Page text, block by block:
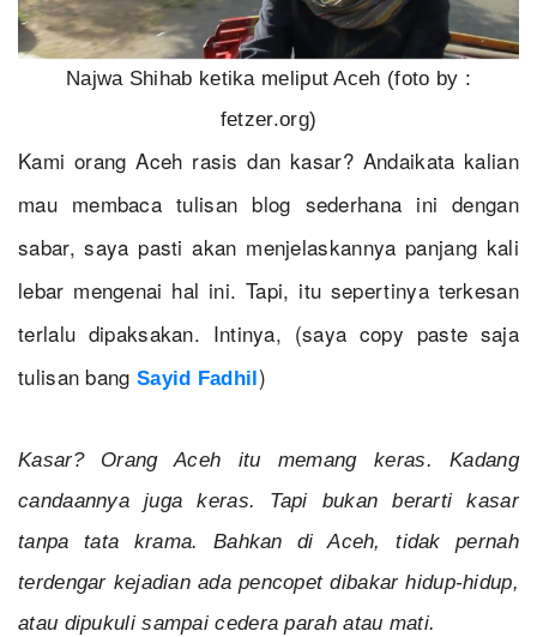
Najwa Shihab ketika meliput Aceh (foto by :
fetzer.org)
Kami orang Aceh rasis dan kasar? Andaikata kalian
mau membaca tulisan blog sederhana ini dengan
sabar, saya pasti akan menjelaskannya panjang kali
lebar mengenai hal ini. Tapi, itu sepertinya terkesan
terlalu dipaksakan. Intinya, (saya copy paste saja
tulisan bang Sayid Fadhil )
Kasar? Orang Aceh itu memang keras. Kadang
candaannya juga keras. Tapi bukan berarti kasar
tanpa tata krama. Bahkan di Aceh, tidak pernah
terdengar kejadian ada pencopet dibakar hidup-hidup,
atau dipukuli sampai cedera parah atau mati.